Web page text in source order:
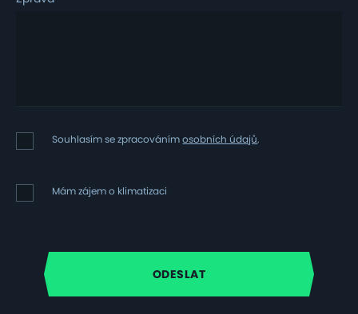
Souhlasím
se
Souhlasím se zpracovánímosobních údajů.
Mám
zájem
Mám zájem o klimatizaci